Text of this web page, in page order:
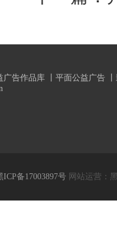
广告作品库 平面公益广告
备17003897号 网站运营：